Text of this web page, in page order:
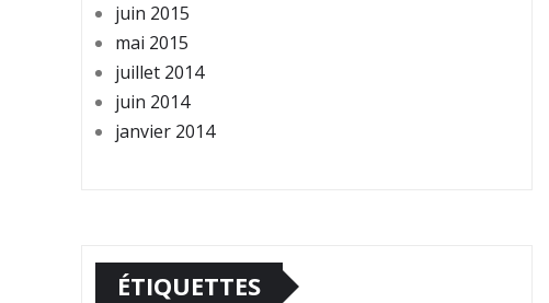
juin 2015
mai 2015
juillet 2014
juin 2014
janvier 2014
ÉTIQUETTES